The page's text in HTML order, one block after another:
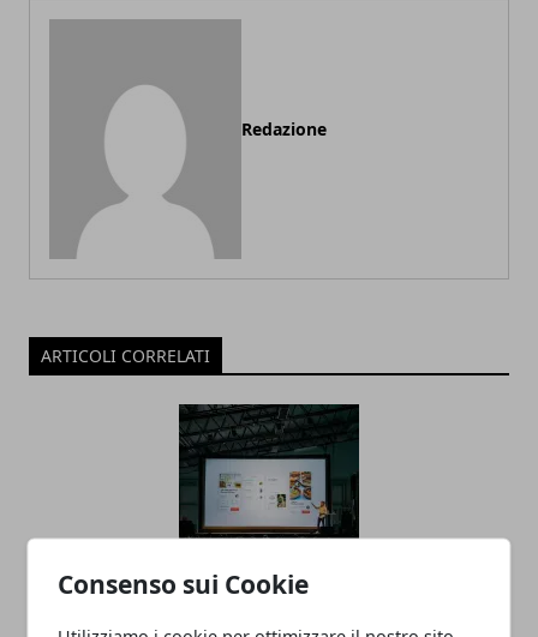
Consenso sui Cookie
Redazione
ARTICOLI CORRELATI